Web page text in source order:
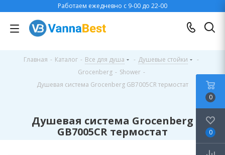
Работаем ежедневно с 9-00 до 22-00
Главная - Каталог - Все для душа - Душевые стойки
-
Grocenberg - Shower -
Душевая система Grocenberg GB7005CR термостат
Душевая система Grocenberg
GB7005CR термостат
0
0